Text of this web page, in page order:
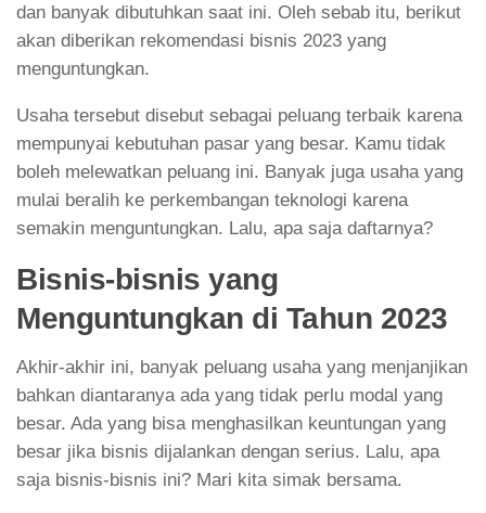
dan banyak dibutuhkan saat ini. Oleh sebab itu, berikut
akan diberikan rekomendasi bisnis 2023 yang
menguntungkan.
Usaha tersebut disebut sebagai peluang terbaik karena
mempunyai kebutuhan pasar yang besar. Kamu tidak
boleh melewatkan peluang ini. Banyak juga usaha yang
mulai beralih ke perkembangan teknologi karena
semakin menguntungkan. Lalu, apa saja daftarnya?
Bisnis-bisnis yang
Menguntungkan di Tahun 2023
Akhir-akhir ini, banyak peluang usaha yang menjanjikan
bahkan diantaranya ada yang tidak perlu modal yang
besar. Ada yang bisa menghasilkan keuntungan yang
besar jika bisnis dijalankan dengan serius. Lalu, apa
saja bisnis-bisnis ini? Mari kita simak bersama.